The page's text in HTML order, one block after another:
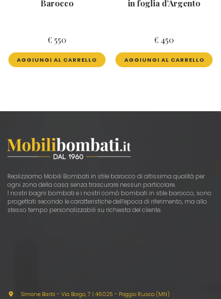
Barocco
€ 550
AGGIUNGI AL CARRELLO
in foglia d’Argento
€ 450
AGGIUNGI AL CARRELLO
Realizziamo Mobili Bombati in stile barocco di altissima qualità per
ogni zona della casa senza trascurare nessun particolare.
I nostri bagni bombati e i nostri comò bombati in stile barocco, sono
progettati secondo le caratteristiche dell’epoca di riferimento, ma allo
stesso tempo personalizzabili su richiesta del cliente.
Simone Barbi - Via Borgo, 7 |46025 - Poggio Rusco (MN)